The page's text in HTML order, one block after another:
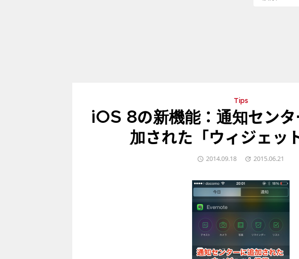
Tips
iOS 8の新機能：通知センタ
加された「ウィジェッ
2014.09.18 2015.06.21